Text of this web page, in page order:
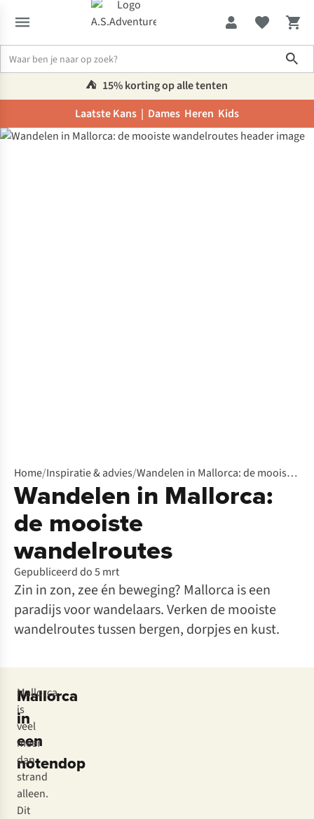
⛺️ 15% korting op alle tenten
Laatste Kans | Dames Heren Kids
Home/Inspiratie & advies/ Wandelen in Mallorca: de mooiste wandelroutes
Wandelen in Mallorca:
de mooiste
wandelroutes
Gepubliceerd do 5 mrt
Zin in zon, zee én beweging? Mallorca is een
paradijs voor wandelaars. Verken de mooiste
wandelroutes tussen bergen, dorpjes en kust.
Mallorca
in
een
notendop
Mallorca
is
veel
meer
dan
strand
alleen.
Dit